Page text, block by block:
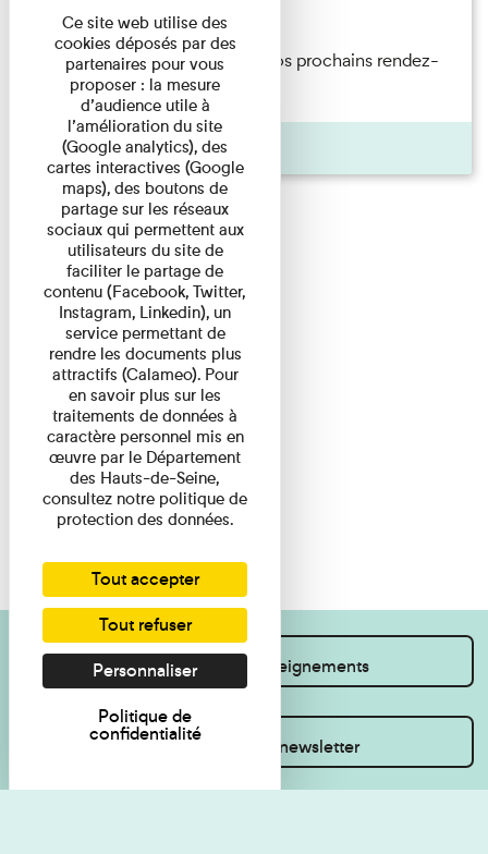
Ateliers
Accueil L'actualité du musée Vos prochains rendez-
vous A ne pas manquer ...
Pages
Je souhaite des renseignements
Inscrivez-vous à la newsletter
Ce site web utilise des
cookies déposés par des
partenaires pour vous
proposer : la mesure
d’audience utile à
l’amélioration du site
(Google analytics), des
cartes interactives (Google
maps), des boutons de
partage sur les réseaux
sociaux qui permettent aux
utilisateurs du site de
faciliter le partage de
contenu (Facebook, Twitter,
Instagram, Linkedin), un
service permettant de
rendre les documents plus
attractifs (Calameo). Pour
en savoir plus sur les
traitements de données à
caractère personnel mis en
œuvre par le Département
des Hauts-de-Seine,
consultez notre politique de
protection des données.
Tout accepter
Tout refuser
Personnaliser
Politique de
confidentialité